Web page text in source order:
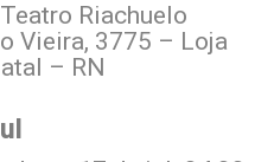
Riachuelo
Vieira, 3775 – Loja
– RN